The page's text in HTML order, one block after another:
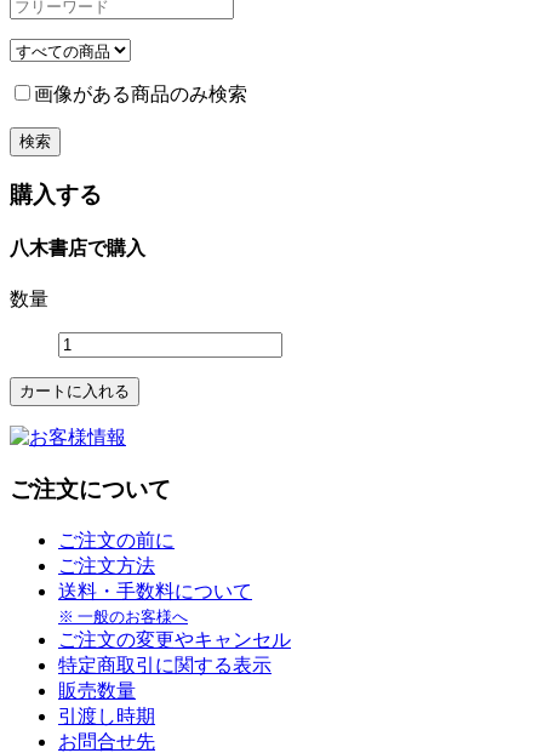
画像がある商品のみ検索
購入する
八木書店で購入
数量
ご注文について
ご注文の前に
ご注文方法
送料・手数料について
※ 一般のお客様へ
ご注文の変更やキャンセル
特定商取引に関する表示
販売数量
引渡し時期
お問合せ先